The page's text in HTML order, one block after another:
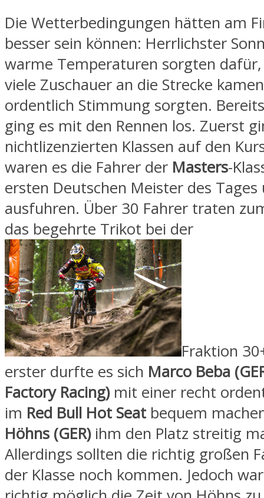
Die Wetterbedingungen hätten am
besser sein können: Herrlichster
warme Temperaturen sorgten
viele Zuschauer an die Strecke
ordentlich Stimmung sorgten.
ging es mit den Rennen los. Zuerst
nichtlizenzierten Klassen auf den
waren es die Fahrer der Masters-
ersten Deutschen Meister des Tages
ausfuhren. Über 30 Fahrer traten
das begehrte Trikot bei der
Fraktion
erster durfte es sich Marco Beba
Factory Racing)mit einer recht
im Red Bull Hot Seat bequem
Höhns (GER)ihm den Platz streitig
Allerdings sollten die richtig großen
der Klasse noch kommen. Jedoch